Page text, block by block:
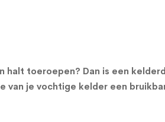
toeroepen? Dan is een
je vochtige kelder een